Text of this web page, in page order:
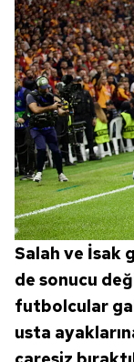
Salah ve İsak
de sonucu
futbolcular
usta